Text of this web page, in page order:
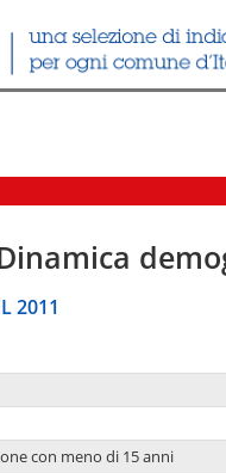
2011
con meno di 15 anni